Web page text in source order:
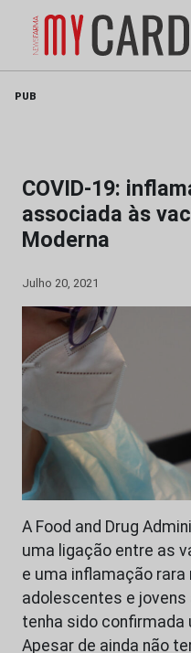
PUB
COVID-19:
associada às
Moderna
Julho 20, 2021
A Food and Drug
uma ligação entre as
e uma inflamação rara
adolescentes e
tenha sido confirmada
Apesar de ainda não